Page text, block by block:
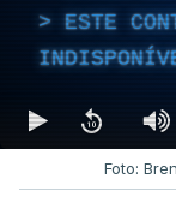
ESTE
Foto: